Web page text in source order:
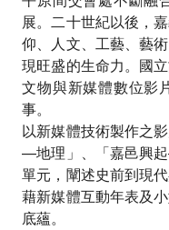
展。二十世紀以後，
仰、人文、工藝、藝
現旺盛的生命力。國
文物與新媒體數位影
事。
以新媒體技術製作之
—地理」、「嘉邑興
單元，闡述史前到現
藉新媒體互動年表及
底蘊。